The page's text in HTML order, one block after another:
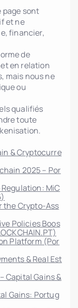
sont
et ne
financier,
de
en relation
mais nous ne
ou
qualifiés
toute
& Cryptocurre
2025 – Por
MiC
the Crypto-Ass
Policies Boos
Platform (Por
& Real Est
Capital Gains &
Gains: Portug